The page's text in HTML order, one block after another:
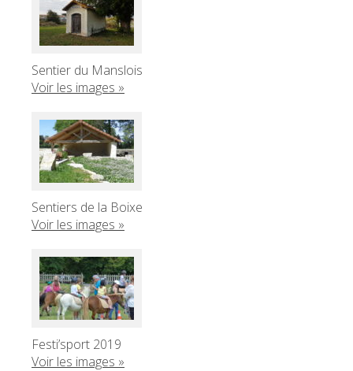
Sentier du Manslois
Voir les images »
Sentiers de la Boixe
Voir les images »
Festi’sport 2019
Voir les images »